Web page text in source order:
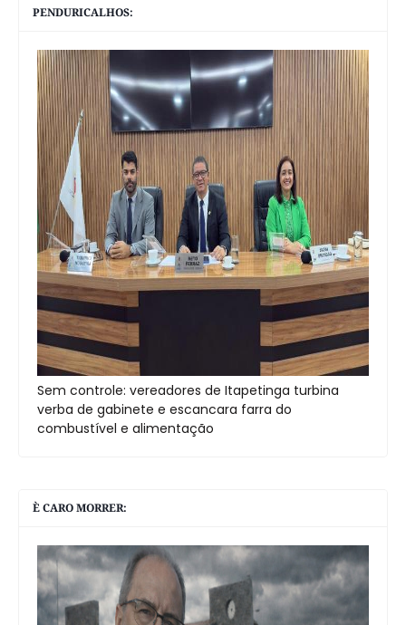
PENDURICALHOS:
Sem controle: vereadores de Itapetinga turbina
verba de gabinete e escancara farra do
combustível e alimentação
È CARO MORRER: